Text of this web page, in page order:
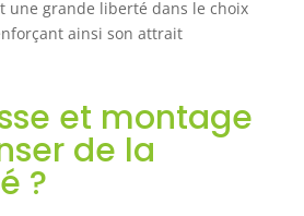
fabrication
intégré : permet
de séparer vos
légumes ou
une grande liberté dans le choix
ainsi son attrait
et montage
de la
?